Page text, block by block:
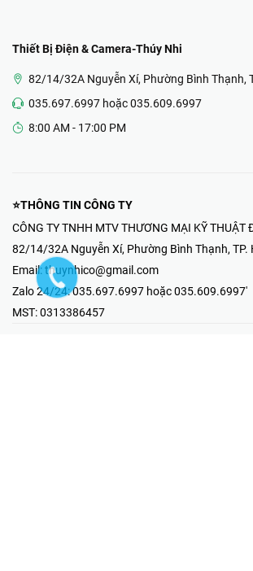
Thiết Bị Điện & Camera-Thúy Nhi
82/14/32A Nguyễn Xí, Phường Bình Thạnh,
035.697.6997 hoặc 035.609.6997
8:00 AM - 17:00 PM
⭐THÔNG TIN CÔNG TY
CÔNG TY TNHH MTV THƯƠNG MẠI KỸ THUẬT
82/14/32A Nguyễn Xí, Phường Bình Thạnh, TP.
Email: thuynhico@gmail.com
Zalo 24/24:035.697.6997 hoặc 035.609.6997'
MST:0313386457